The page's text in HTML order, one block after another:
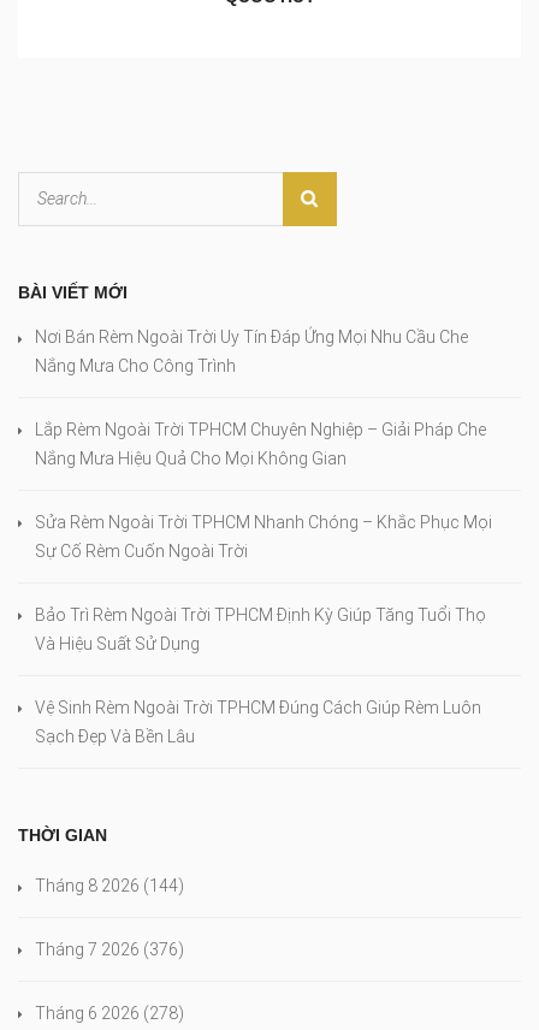
BÀI VIẾT MỚI
Nơi Bán Rèm Ngoài Trời Uy Tín Đáp Ứng Mọi Nhu Cầu Che
Nắng Mưa Cho Công Trình
Lắp Rèm Ngoài Trời TPHCM Chuyên Nghiệp – Giải Pháp Che
Nắng Mưa Hiệu Quả Cho Mọi Không Gian
Sửa Rèm Ngoài Trời TPHCM Nhanh Chóng – Khắc Phục Mọi
Sự Cố Rèm Cuốn Ngoài Trời
Bảo Trì Rèm Ngoài Trời TPHCM Định Kỳ Giúp Tăng Tuổi Thọ
Và Hiệu Suất Sử Dụng
Vệ Sinh Rèm Ngoài Trời TPHCM Đúng Cách Giúp Rèm Luôn
Sạch Đẹp Và Bền Lâu
THỜI GIAN
Tháng 8 2026 (144)
Tháng 7 2026 (376)
Tháng 6 2026 (278)